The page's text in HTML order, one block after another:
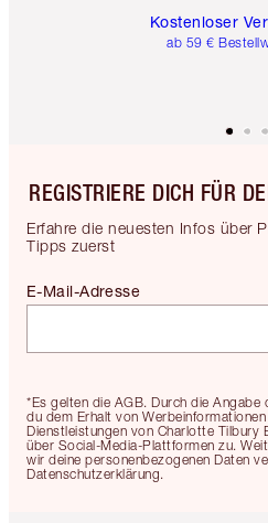
Kostenloser
ab 59 €
REGISTRIERE DICH FÜR
Erfahre die neuesten Infos über
Tipps zuerst
*Es gelten die AGB. Durch die
du dem Erhalt von
Dienstleistungen von Charlotte Tilbury
über Social-Media-Plattformen zu.
wir deine personenbezogenen Daten
Datenschutzerklärung.
E-Mail-Adresse